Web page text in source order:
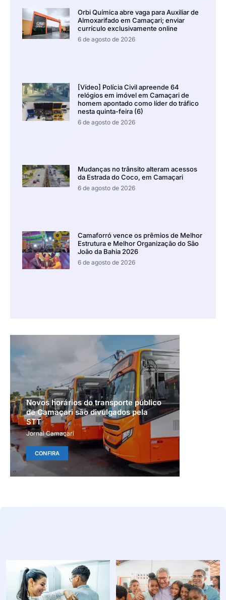
Orbi Química abre vaga para Auxiliar de
Almoxarifado em Camaçari; enviar
currículo exclusivamente online
6 de agosto de 2026
[Vídeo] Polícia Civil apreende 64
relógios em imóvel em Camaçari de
homem apontado como líder do tráfico
nesta quinta-feira (6)
6 de agosto de 2026
Mudanças no trânsito alteram acessos
da Estrada do Coco, em Camaçari
6 de agosto de 2026
Camaforró vence os prêmios de Melhor
Estrutura e Melhor Organização do São
João da Bahia 2026
6 de agosto de 2026
Novos horários do transporte público
de Camaçari são divulgados pela
STT
Jornal Camaçari
CONFIRA